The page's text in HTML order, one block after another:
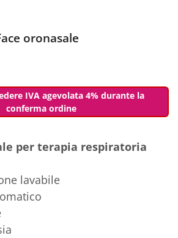
oronasale
IVA agevolata 4% durante la
conferma ordine
per terapia respiratoria
lavabile